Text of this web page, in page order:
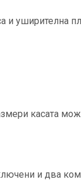
и уширителна
касата
и два